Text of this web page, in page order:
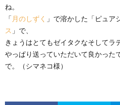
ね。
「 月のしずく 」で溶かした「ピュア
ス 」で、
きょうはとてもゼイタクなそしてラ
やっぱり送っていただいて良かった
で。（シマネコ様）